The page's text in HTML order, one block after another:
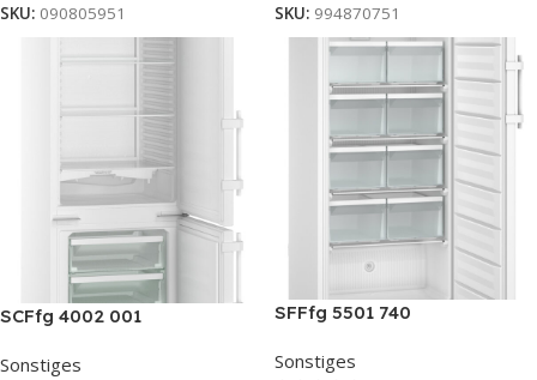
SKU: 090805951 SKU: 994870751
SCFfg 4002 001
Sonstiges
SFFfg 5501 740
Sonstiges